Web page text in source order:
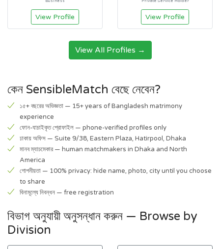
View Profile View Profile
View All Profiles →
কেন SensibleMatch বেছে নেবেন?
১৫+ বছরের অভিজ্ঞতা — 15+ years of Bangladesh matrimony
experience
ফোন-যাচাইকৃত প্রোফাইল — phone-verified profiles only
ঢাকায় অফিস — Suite 9/38, Eastern Plaza, Hatirpool, Dhaka
মানব ম্যাচমেকার — human matchmakers in Dhaka and North
America
গোপনীয়তা — 100% privacy: hide name, photo, city until you choose
to share
বিনামূল্যে নিবন্ধন — free registration
বিভাগ অনুযায়ী অনুসন্ধান করুন — Browse by
Division